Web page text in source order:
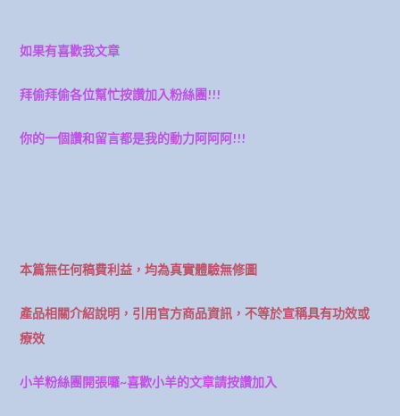
如果有喜歡我文章
拜偷拜偷各位幫忙按讚加入粉絲團!!!
你的一個讚和留言都是我的動力阿阿阿!!!
本篇無任何稿費利益，均為真實體驗無修圖
產品相關介紹說明，引用官方商品資訊，不等於宣稱具有功效或
療效
小羊粉絲團開張囉~喜歡小羊的文章請按讚加入